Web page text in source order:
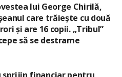
lui George Chirilă,
care trăiește cu două
și are 16 copii. „Tribul”
să se destrame